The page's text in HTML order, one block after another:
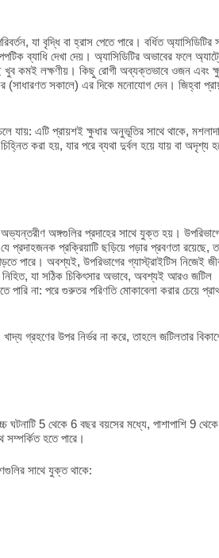
যা বৃদ্ধি বা হ্রাস পেতে পারে। বর্ধিত অ্যাসিডিটির
ব্যাধি দেখা দেয়। অ্যাসিডিটির অভাবের ফলে
খুব কমই লক্ষণীয়। কিছু রোগী অব্যক্তভাবে ওজন এবং
(সাধারণত সকালে) এর দিকে মনোযোগ দেন। জিহ্বা
যায়: এটি প্রায়শই ক্ষুধার অনুভূতির সাথে থাকে,
করা হয়, যার পরে ব্যথা দুর্বল হয়ে যায় বা অদৃশ্য
অঙ্গগুলির প্রদাহের সাথে যুক্ত হয়।
প্রদাহজনক প্রক্রিয়াটি ছড়িয়ে পড়ার প্রবণতা রয়েছে,
পারে। অবশ্যই, উপরিভাগের গ্যাস্ট্রাইটিস নিজেই
যা সঠিক চিকিৎসার অভাবে, অবশ্যই আরও জটিল
না: পরে গুরুতর পরিণতি মোকাবেলা করার চেয়ে
গ্রহণের উপর নির্ভর না করে, তাহলে জটিলতার
ঘটনাটি 5 থেকে 6 বছর বয়সের মধ্যে, পাশাপাশি 9
সম্পর্কিত হতে পারে।
সাথে যুক্ত থাকে: